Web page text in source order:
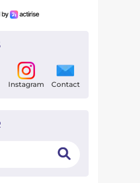
Instagram Contact